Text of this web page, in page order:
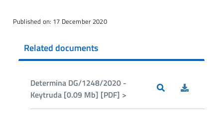
Published on: 17 December 2020
Related documents
Determina DG/1248/2020 -
Keytruda [0.09 Mb] [PDF] >